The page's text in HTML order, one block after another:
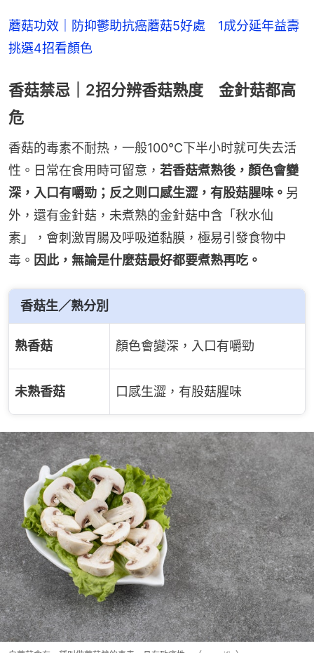
蘑菇功效｜防抑鬱助抗癌蘑菇5好處　1成分延年益壽
挑選4招看顏色
香菇禁忌｜2招分辨香菇熟度 金針菇都高
危
香菇的毒素不耐热，一般100℃下半小时就可失去活
性。日常在食用時可留意， 若香菇煮熟後，顏色會變
深，入口有嚼勁；反之则口感生澀，有股菇腥味。 另
外，還有金針菇，未煮熟的金針菇中含「秋水仙
素」，會刺激胃腸及呼吸道黏膜，極易引發食物中
毒。 因此，無論是什麼菇最好都要煮熟再吃。
香菇生／熟分別
熟香菇 顏色會變深，入口有嚼勁
未熟香菇 口感生澀，有股菇腥味